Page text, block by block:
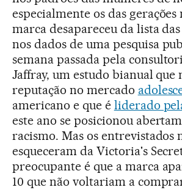
especialmente os das gerações
marca desapareceu da lista
nos dados de uma pesquisa
semana passada pela
Jaffray, um estudo bianual que
reputação no mercado
americano e que é liderado
este ano se posicionou
racismo. Mas os entrevistados
esqueceram da Victoria's
preocupante é que a marca
10 que não voltariam a